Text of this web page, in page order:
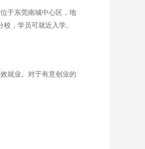
于东莞南城中心区，地
，学员可就近入学。
就业。对于有意创业的